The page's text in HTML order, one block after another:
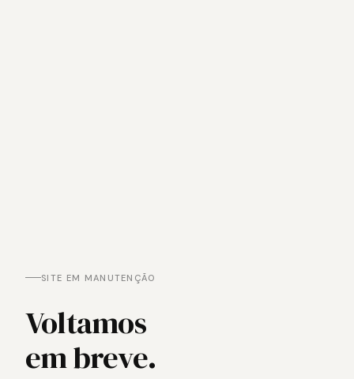
SITE EM MANUTENÇÃO
Voltamos
em breve.